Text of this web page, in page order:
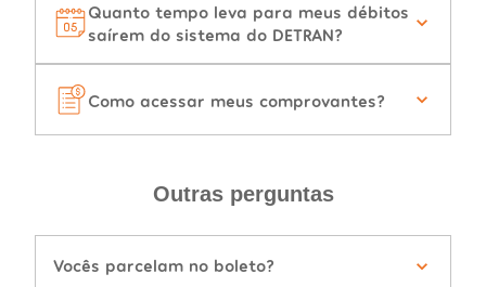
Quanto tempo leva para meus débitos
saírem do sistema do DETRAN?
Como acessar meus comprovantes?
Outras perguntas
Vocês parcelam no boleto?